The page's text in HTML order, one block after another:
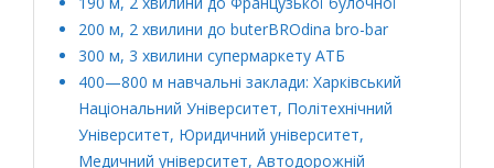
200 м, 2 хвилини до buterBROdina bro-bar
300 м, 3 хвилини супермаркету АТБ
400—800 м навчальні заклади: Харківський
Національний Університет, Політехнічний
Університет, Юридичний університет,
Медичний університет, Автодорожній